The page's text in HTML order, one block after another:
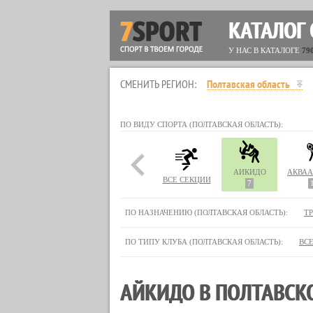
У НАС В КАТАЛОГЕ
СМЕНИТЬ РЕГИОН: Полтавская область
ПО ВИДУ СПОРТА (ПОЛТАВСКАЯ ОБЛАСТЬ):
ВСЕ СЕКЦИИ
АЙКИДО
7
ПО НАЗНАЧЕНИЮ (ПОЛТАВСКАЯ ОБЛАСТЬ):
ПО ТИПУ КЛУБА (ПОЛТАВСКАЯ ОБЛАСТЬ):
АЙКИДО В